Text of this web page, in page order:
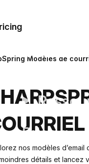
Modèles
d'email
Pricing
Modèles de
nos modèles
détails et lancez